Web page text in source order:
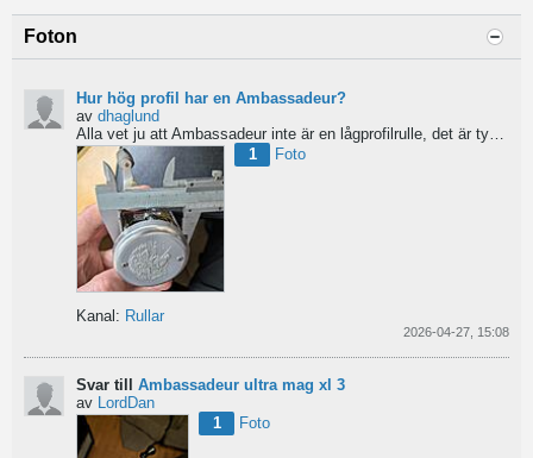
Foton
Hur hög profil har en Ambassadeur?
av dhaglund
Alla vet ju att Ambassadeur inte är en lågprofilrulle, det är tydligt. Men hur hög profil har de egentligen?...
1
Foto
Kanal: Rullar
2026-04-27, 15:08
Svar till Ambassadeur ultra mag xl 3
av
LordDan
1
Foto